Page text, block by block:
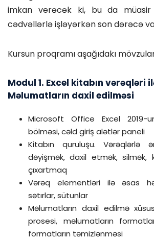
imkan verəcək ki, bu da
cədvəllərlə işləyərkən son dərəcə
Kursun proqramı aşağıdakı
Modul 1. Excel kitabın vərəqləri
Məlumatların daxil edilməsi
Microsoft Office Excel 2019-
bölməsi, cəld giriş alətlər paneli
Kitabın quruluşu. Vərəqlərlə
dəyişmək, daxil etmək, silmək,
çıxartmaq
Vərəq elementləri ilə əsas
sətırlar, sütunlar
Məlumatların daxil edilmə
prosesi, məlumatların
formatların təmizlənməsi